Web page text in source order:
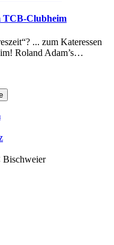
TCB-Clubheim
... zum Kateressen
Roland Adam’s…